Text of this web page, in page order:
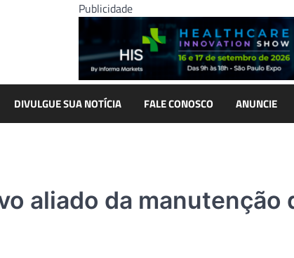
Publicidade
DIVULGUE SUA NOTÍCIA FALE CONOSCO ANUNCIE
aliado da manutenção